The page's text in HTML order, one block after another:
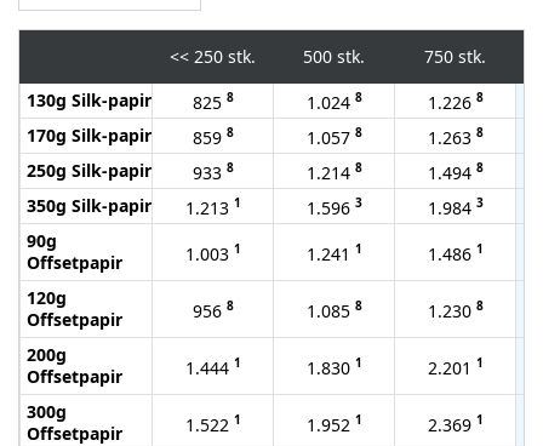
<< 250 stk. 500 stk. 750 stk.
130g Silk-papir
825 8 1.024 8 1.226 8
170g Silk-papir 859 8 1.057 8 1.263 8
250g Silk-papir 933 8 1.214 8 1.494 8
350g Silk-papir 1.213 1 1.596 3 1.984 3
90g
Offsetpapir
1.003 1 1.241 1 1.486 1
120g
Offsetpapir
956 8 1.085 8 1.230 8
200g
Offsetpapir
1.444 1 1.830 1 2.201 1
300g
Offsetpapir
1.522 1 1.952 1 2.369 1